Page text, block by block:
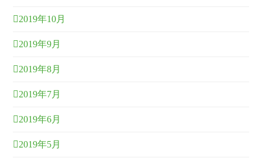
2019年10月
2019年9月
2019年8月
2019年7月
2019年6月
2019年5月